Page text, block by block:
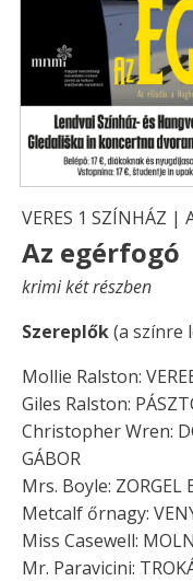
VERES 1 SZÍNHÁZ |
Az egérfogó
krimi két részben
Szereplők(a színre
Mollie Ralston:
Giles Ralston:
Christopher Wren:
GÁBOR
Mrs. Boyle: ZORGEL
Metcalf őrnagy:
Miss Casewell:
Mr. Paravicini: